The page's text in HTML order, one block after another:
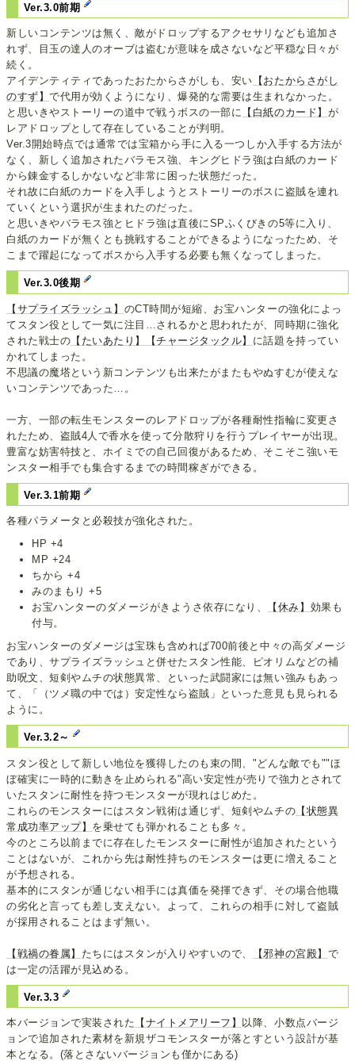
Ver.3.0前期
新しいコンテンツは無く、敵がドロップするアクセサリなども追加さ
れず、目玉の達人のオーブは盗むが意味を成さないなど平穏な日々が
続く。
アイデンティティであったおたからさがしも、安い 【おたからさがし
のすず】で代用が効くようになり、爆発的な需要は生まれなかった。
と思いきやストーリーの道中で戦うボスの一部に 【白紙のカード】 が
レアドロップとして存在していることが判明。
Ver.3開始時点では通常では宝箱から手に入る一つしか入手する方法が
なく、新しく追加されたバラモス強、キングヒドラ強は白紙のカード
から錬金するしかないなど非常に困った状態だった。
それ故に白紙のカードを入手しようとストーリーのボスに盗賊を連れ
ていくという選択が生まれたのだった。
と思いきやバラモス強とヒドラ強は直後にSPふくびきの5等に入り、
白紙のカードが無くとも挑戦することができるようになったため、そ
こまで躍起になってボスから入手する必要も無くなってしまった。
Ver.3.0後期
【サプライズラッシュ】 のCT時間が短縮、お宝ハンターの強化によっ
てスタン役として一気に注目…されるかと思われたが、同時期に強化
された戦士の 【たいあたり】 【チャージタックル】 に話題を持ってい
かれてしまった。
不思議の魔塔という新コンテンツも出来たがまたもやぬすむが使えな
いコンテンツであった…。
一方、一部の転生モンスターのレアドロップが各種耐性指輪に変更さ
れたため、盗賊4人で香水を使って分散狩りを行うプレイヤーが出現。
豊富な妨害特技と、ホイミでの自己回復があるため、そこそこ強いモ
ンスター相手でも集合するまでの時間稼ぎができる。
Ver.3.1前期
各種パラメータと必殺技が強化された。
HP +4
MP +24
ちから +4
みのまもり +5
お宝ハンターのダメージがきようさ依存になり、
【休み】 効果も
付与。
お宝ハンターのダメージは宝珠も含めれば700前後と中々の高ダメージ
であり、サプライズラッシュと併せたスタン性能、ピオリムなどの補
助呪文、短剣やムチの状態異常、といった武闘家には無い強みもあっ
て、「（ツメ職の中では）安定性なら盗賊」といった意見も見られる
ように。
Ver.3.2～
スタン役として新しい地位を獲得したのも束の間、"どんな敵でも""ほ
ぼ確実に一時的に動きを止められる"高い安定性が売りで強力とされて
いたスタンに耐性を持つモンスターが現れはじめた。
これらのモンスターにはスタン戦術は通じず、短剣やムチの 【状態異
常成功率アップ】 を乗せても弾かれることも多々。
今のところ以前までに存在したモンスターに耐性が追加されたという
ことはないが、これから先は耐性持ちのモンスターは更に増えること
が予想される。
基本的にスタンが通じない相手には真価を発揮できず、その場合他職
の劣化と言っても差し支えない。よって、これらの相手に対して盗賊
が採用されることはまず無い。
【戦禍の眷属】 たちにはスタンが入りやすいので、 【邪神の宮殿】 で
は一定の活躍が見込める。
Ver.3.3
本バージョンで実装された 【ナイトメアリーフ】
以降、小数点バージ
ョンで追加された素材を新規ザコモンスターが落とすという設計が基
本となる。(落とさないバージョンも僅かにある)